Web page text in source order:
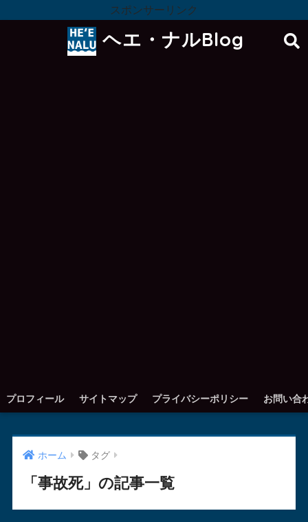
スポンサーリンク
ヘエ・ナルBlog
プロフィール サイトマップ プライバシーポリシー お問い合
ホーム タグ
「事故死」の記事一覧